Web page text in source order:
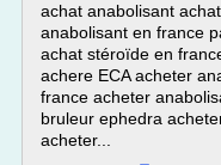
achat anabolisant
anabolisant en france
achat stéroïde en
achere ECA acheter
france acheter
bruleur ephedra
acheter...